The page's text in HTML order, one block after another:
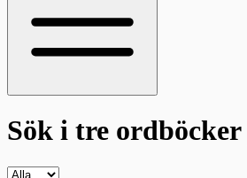
Sök i tre ordböcker